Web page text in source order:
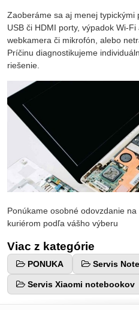
Zaoberáme sa aj menej
USB či HDMI porty, výpadok Wi-
webkamera či mikrofón, alebo
Príčinu diagnostikujeme
riešenie.
Ponúkame osobné odovzdanie
kuriérom podľa vášho výberu
Viac z kategórie
PONUKA Servis
Servis Xiaomi notebookov